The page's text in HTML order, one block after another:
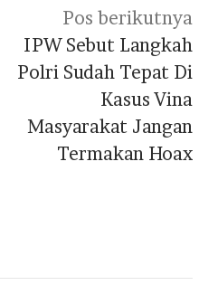
Pos berikutnya
IPW Sebut Langkah
Polri Sudah Tepat Di
Kasus Vina
Masyarakat Jangan
Termakan Hoax